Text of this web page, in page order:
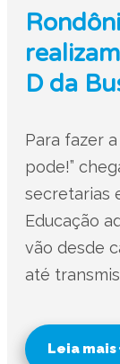
D da
Para fazer
pode!”
secretarias
Educação
vão desde
até
Leia mais